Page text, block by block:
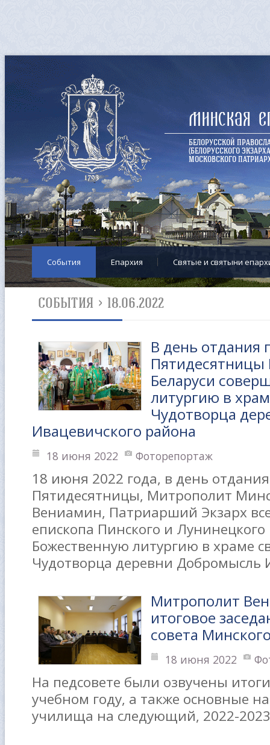
Минская
БЕЛОРУССКОЙ
(БЕЛОРУССКОГО
МОСКОВСКОГО
События Епархия Cвятые и святыни
СОБЫТИЯ >18.06.2022
В день отдания
Пятидесятницы
Беларуси
литургию в
Чудотворца
Ивацевичского района
18 июня 2022 Фоторепортаж
18 июня 2022 года, в день
Пятидесятницы, Митрополит
Вениамин, Патриарший Экзарх
епископа Пинского и
Божественную литургию в храме
Чудотворца деревни Добромысль
Митрополит
итоговое
совета
18 июня 2022
На педсовете были озвучены
учебном году, а также основные
училища на следующий, 2022-